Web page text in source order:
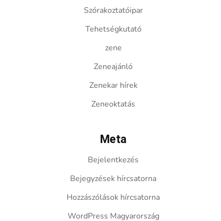
Szórakoztatóipar
Tehetségkutató
zene
Zeneajánló
Zenekar hírek
Zeneoktatás
Meta
Bejelentkezés
Bejegyzések hírcsatorna
Hozzászólások hírcsatorna
WordPress Magyarország